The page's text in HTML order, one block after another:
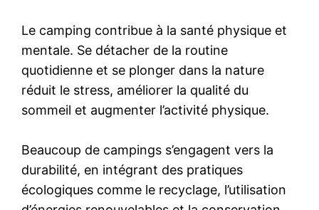
Le camping contribue à la santé physique et
mentale. Se détacher de la routine
quotidienne et se plonger dans la nature
réduit le stress, améliorer la qualité du
sommeil et augmenter l’activité physique.
Beaucoup de campings s’engagent vers la
durabilité, en intégrant des pratiques
écologiques comme le recyclage, l’utilisation